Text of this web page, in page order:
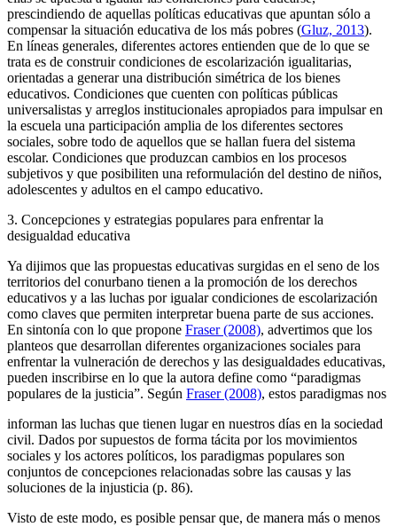
prescindiendo de aquellas políticas educativas que apuntan sólo a
compensar la situación educativa de los más pobres (Gluz, 2013).
En líneas generales, diferentes actores entienden que de lo que se
trata es de construir condiciones de escolarización igualitarias,
orientadas a generar una distribución simétrica de los bienes
educativos. Condiciones que cuenten con políticas públicas
universalistas y arreglos institucionales apropiados para impulsar en
la escuela una participación amplia de los diferentes sectores
sociales, sobre todo de aquellos que se hallan fuera del sistema
escolar. Condiciones que produzcan cambios en los procesos
subjetivos y que posibiliten una reformulación del destino de niños,
adolescentes y adultos en el campo educativo.
3. Concepciones y estrategias populares para enfrentar la
desigualdad educativa
Ya dijimos que las propuestas educativas surgidas en el seno de los
territorios del conurbano tienen a la promoción de los derechos
educativos y a las luchas por igualar condiciones de escolarización
como claves que permiten interpretar buena parte de sus acciones.
En sintonía con lo que propone Fraser (2008), advertimos que los
planteos que desarrollan diferentes organizaciones sociales para
enfrentar la vulneración de derechos y las desigualdades educativas,
pueden inscribirse en lo que la autora define como “paradigmas
populares de la justicia”. Según Fraser (2008), estos paradigmas nos
informan las luchas que tienen lugar en nuestros días en la sociedad
civil. Dados por supuestos de forma tácita por los movimientos
sociales y los actores políticos, los paradigmas populares son
conjuntos de concepciones relacionadas sobre las causas y las
soluciones de la injusticia (p. 86).
Visto de este modo, es posible pensar que, de manera más o menos